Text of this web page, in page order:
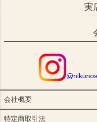
実
会社概要
特定商取引法